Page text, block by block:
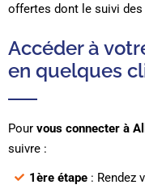
offertes dont le suivi
Accéder à
en quelques
Pour vous connecter à
suivre :
1ère étape: Rendez